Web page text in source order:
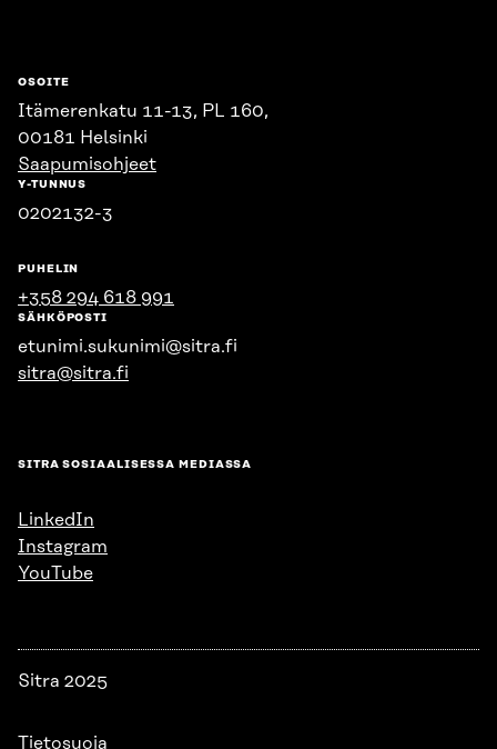
OSOITE
Itämerenkatu 11-13, PL 160,
00181 Helsinki
Saapumisohjeet
Y-TUNNUS
0202132-3
PUHELIN
+358 294 618 991
SÄHKÖPOSTI
etunimi.sukunimi@sitra.fi
sitra@sitra.fi
SITRA SOSIAALISESSA MEDIASSA
LinkedIn
Instagram
YouTube
Sitra 2025
Tietosuoja